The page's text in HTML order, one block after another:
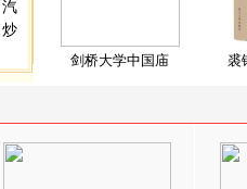
汽
炒
剑桥大学中国庙 裘